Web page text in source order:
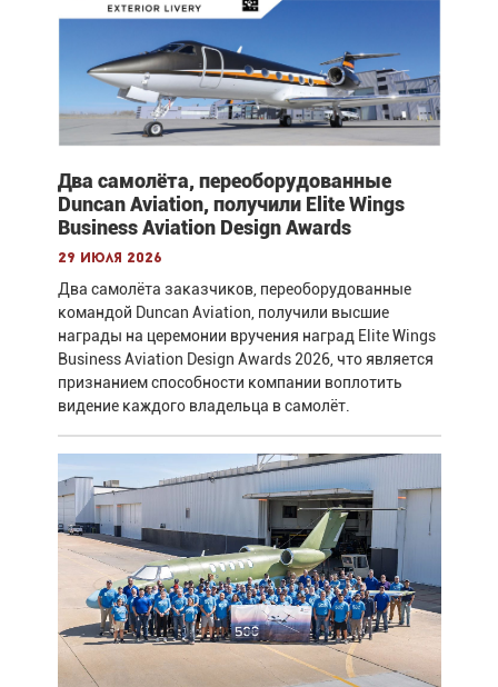
Два самолёта, переоборудованные
Duncan Aviation, получили Elite Wings
Business Aviation Design Awards
29 июля 2026
Два самолёта заказчиков, переоборудованные
командой Duncan Aviation, получили высшие
награды на церемонии вручения наград Elite Wings
Business Aviation Design Awards 2026, что является
признанием способности компании воплотить
видение каждого владельца в самолёт.